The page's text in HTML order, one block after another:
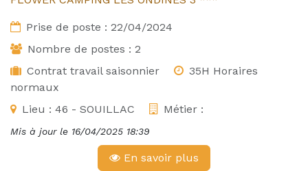
Prise de poste : 22/04/2024
Nombre de postes : 2
Contrat travail saisonnier
35H Horaires
normaux
Lieu : 46 - SOUILLAC Métier :
Mis à jour le 16/04/2025 18:39
En savoir plus